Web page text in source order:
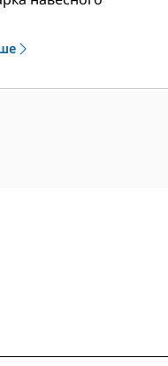
Молоты с
с помощью